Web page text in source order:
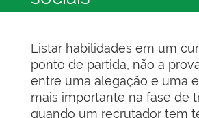
Listar habilidades em um
ponto de partida, não a
entre uma alegação e uma
mais importante na fase de
quando um recrutador tem